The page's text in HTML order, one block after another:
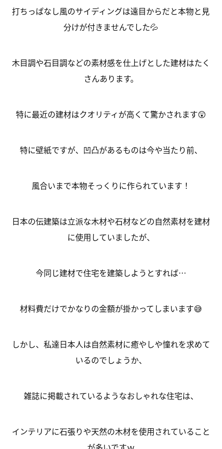
打ちっぱなし風のサイディングは遠目からだと本物と見
分けが付きませんでした💦
木目調や石目調などの素材感を仕上げとした建材はたく
さんあります。
特に最近の建材はクオリティが高くて驚かされます😲
特に壁紙ですが、凹凸があるものは今や当たり前、
風合いまで本物そっくりに作られています！
日本の伝建築は立派な木材や石材などの自然素材を建材
に使用していましたが、
今同じ建材で住宅を建築しようとすれば…
材料費だけでかなりの金額が掛かってしまいます😅
しかし、私達日本人は自然素材に癒やしや憧れを求めて
いるのでしょうか、
雑誌に掲載されているようなおしゃれな住宅は、
インテリアに石張りや天然の木材を使用されていること